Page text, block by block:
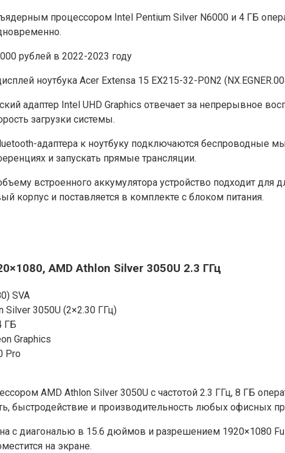
процессором Intel Pentium Silver N6000 и 4 ГБ
ноутбука Acer Extensa 15 EX215-32-P0N2
адаптер Intel UHD Graphics отвечает за непрерывное
загрузки системы.
адаптера к ноутбуку подключаются беспроводные
и запускать прямые трансляции.
встроенного аккумулятора устройство подходит
корпус и поставляется в комплекте с блоком питания.
AMD Athlon Silver 3050U 2.3 ГГц
SVA
Silver 3050U (2×2.30 ГГц)
ГБ
Graphics
Pro
AMD Athlon Silver 3050U с частотой 2.3 ГГц, 8 ГБ
быстродействие и производительность любых офисных
с диагональю в 15.6 дюймов и разрешением 1920×1080
на экране.